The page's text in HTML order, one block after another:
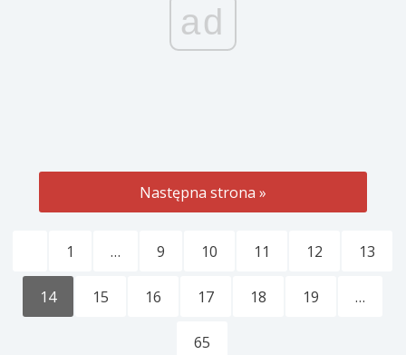
ad
Następna strona »
1 … 9 10 11 12 13
14 15 16 17 18 19 …
65